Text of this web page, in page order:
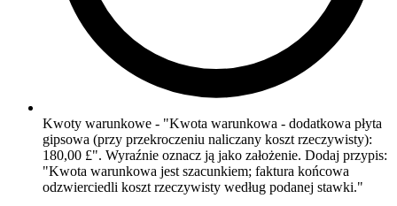
Kwoty warunkowe - "Kwota warunkowa - dodatkowa płyta
gipsowa (przy przekroczeniu naliczany koszt rzeczywisty):
180,00 £". Wyraźnie oznacz ją jako założenie. Dodaj przypis:
"Kwota warunkowa jest szacunkiem; faktura końcowa
odzwierciedli koszt rzeczywisty według podanej stawki."